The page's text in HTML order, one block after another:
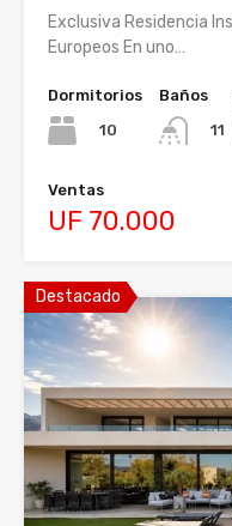
Exclusiva Residencia
Europeos En uno…
Dormitorios
10
Baños
11
Ventas
UF 70.000
Destacado